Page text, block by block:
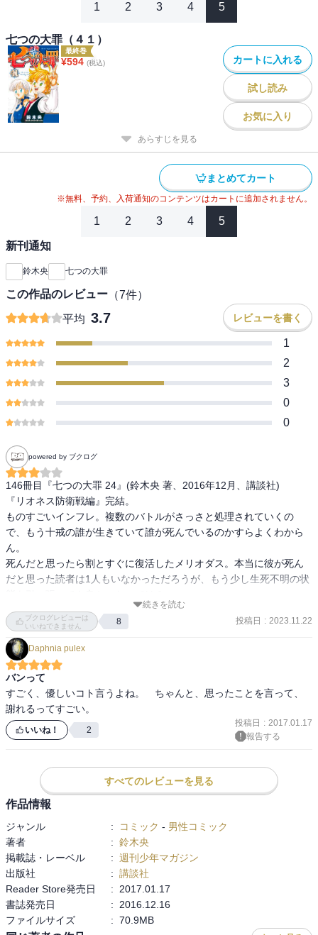
1 2 3 4 5
七つの大罪（４１）
最終巻
¥594 (税込) カートに入れる
試し読み
お気に入り
あらすじを見る
まとめてカート
※無料、予約、入荷通知のコンテンツはカートに追加されません。
1 2 3 4 5
新刊通知
鈴木央 七つの大罪
この作品のレビュー （7件）
平均 3.7 レビューを書く
1
2
3
0
0
powered by ブクログ
146冊目『七つの大罪 24』(鈴木央 著、2016年12月、講談社)
『リオネス防衛戦編』完結。
ものすごいインフレ。複数のバトルがさっさと処理されていくの
で、もう十戒の誰が生きていて誰が死んでいるのかすらよくわから
ん。
死んだと思ったら割とすぐに復活したメリオダス。本当に彼が死ん
だと思った読者は1人もいなかっただろうが、もう少し生死不明の状
七つの大罪のバケーションが描かれる番外編も収録。こういうユル
いエピソードが本編にも欲しい。
〈オレは昔の自分に 戻るのが怖いよ〉
続きを読む
ブクログレビューは
いいねできません
8 投稿日 : 2023.11.22
Daphnia pulex
バンって
すごく、優しいコト言うよね。　ちゃんと、思ったことを言って、
謝れるってすごい。
いいね！ 2
投稿日 : 2017.01.17
報告する
すべてのレビューを見る
作品情報
ジャンル : コミック - 男性コミック
著者
: 鈴木央
掲載誌・レーベル
: 週刊少年マガジン
出版社
: 講談社
Reader Store発売日
:
2017.01.17
書誌発売日
:
2016.12.16
ファイルサイズ
: 70.9MB